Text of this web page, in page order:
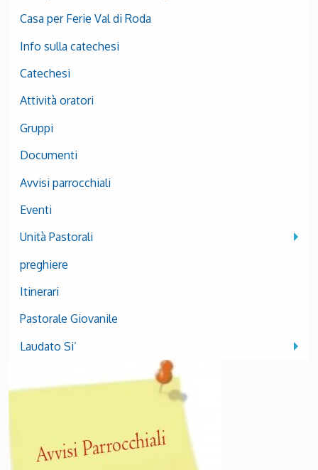
Casa per Ferie Val di Roda
Info sulla catechesi
Catechesi
Attività oratori
Gruppi
Documenti
Avvisi parrocchiali
Eventi
Unità Pastorali
preghiere
Itinerari
Pastorale Giovanile
Laudato Si’